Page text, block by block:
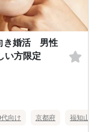
き婚活 男性
方限定
向け 京都府 福知山市